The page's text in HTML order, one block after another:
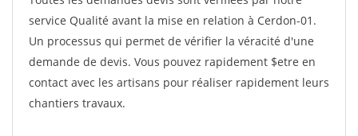
service Qualité avant la mise en relation à Cerdon-01.
Un processus qui permet de vérifier la véracité d'une
demande de devis. Vous pouvez rapidement $etre en
contact avec les artisans pour réaliser rapidement leurs
chantiers travaux.